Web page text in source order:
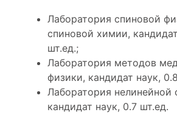
Лаборатория спиновой
спиновой химии,
шт.ед.;
Лаборатория методов
физики, кандидат наук,
Лаборатория нелинейной
кандидат наук, 0.7 шт.ед.